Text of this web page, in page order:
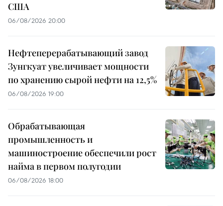
США
06/08/2026 20:00
Нефтеперерабатывающий завод
Зунгкуат увеличивает мощности
по хранению сырой нефти на 12,5%
06/08/2026 19:00
Обрабатывающая
промышленность и
машиностроение обеспечили рост
найма в первом полугодии
06/08/2026 18:00